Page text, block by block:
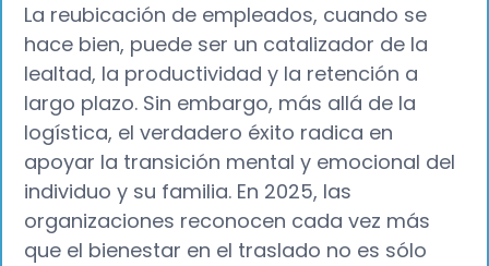
La reubicación de empleados, cuando se
hace bien, puede ser un catalizador de la
lealtad, la productividad y la retención a
largo plazo. Sin embargo, más allá de la
logística, el verdadero éxito radica en
apoyar la transición mental y emocional del
individuo y su familia. En 2025, las
organizaciones reconocen cada vez más
que el bienestar en el traslado no es sólo